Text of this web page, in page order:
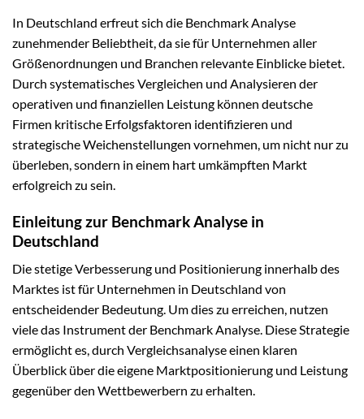
In Deutschland erfreut sich die Benchmark Analyse
zunehmender Beliebtheit, da sie für Unternehmen aller
Größenordnungen und Branchen relevante Einblicke bietet.
Durch systematisches Vergleichen und Analysieren der
operativen und finanziellen Leistung können deutsche
Firmen kritische Erfolgsfaktoren identifizieren und
strategische Weichenstellungen vornehmen, um nicht nur zu
überleben, sondern in einem hart umkämpften Markt
erfolgreich zu sein.
Einleitung zur Benchmark Analyse in
Deutschland
Die stetige Verbesserung und Positionierung innerhalb des
Marktes ist für Unternehmen in Deutschland von
entscheidender Bedeutung. Um dies zu erreichen, nutzen
viele das Instrument der Benchmark Analyse. Diese Strategie
ermöglicht es, durch Vergleichsanalyse einen klaren
Überblick über die eigene Marktpositionierung und Leistung
gegenüber den Wettbewerbern zu erhalten.